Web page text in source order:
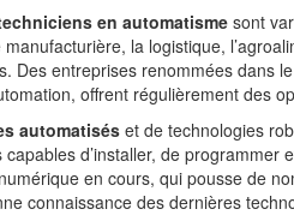
en automatisme sont
la logistique,
Des entreprises renommées dans
offrent régulièrement des
automatiséset de technologies
d’installer, de
en cours, qui pousse de
connaissance des dernières